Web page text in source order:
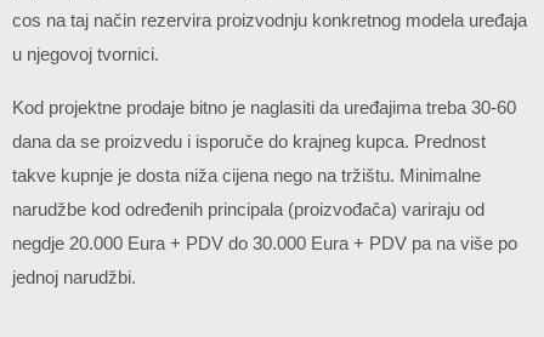
cos na taj način rezervira proizvodnju konkretnog modela uređaja
u njegovoj tvornici.
Kod projektne prodaje bitno je naglasiti da uređajima treba 30-60
dana da se proizvedu i isporuče do krajneg kupca. Prednost
takve kupnje je dosta niža cijena nego na tržištu. Minimalne
narudžbe kod određenih principala (proizvođača) variraju od
negdje 20.000 Eura + PDV do 30.000 Eura + PDV pa na više po
jednoj narudžbi.